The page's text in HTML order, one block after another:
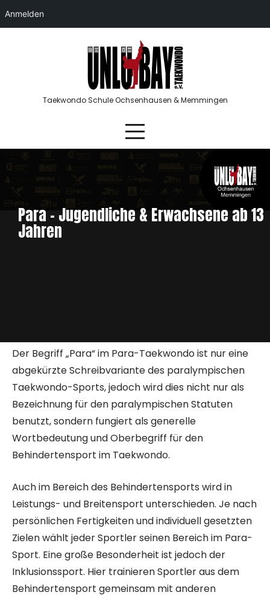
Anmelden
Taekwondo Schule Ochsenhausen & Memmingen
Para – Jugendliche & Erwachsene ab 13
Jahren
Der Begriff „Para“ im Para-Taekwondo ist nur eine
abgekürzte Schreibvariante des paralympischen
Taekwondo-Sports, jedoch wird dies nicht nur als
Bezeichnung für den paralympischen Statuten
benutzt, sondern fungiert als generelle
Wortbedeutung und Oberbegriff für den
Behindertensport im Taekwondo.
Auch im Bereich des Behindertensports wird in
Leistungs- und Breitensport unterschieden. Je nach
persönlichen Fertigkeiten und individuell gesetzten
Zielen wählt jeder Sportler seinen Bereich im Para-
Sport. Eine große Besonderheit ist jedoch der
Inklusionssport. Hier trainieren Sportler aus dem
Behindertensport gemeinsam mit anderen